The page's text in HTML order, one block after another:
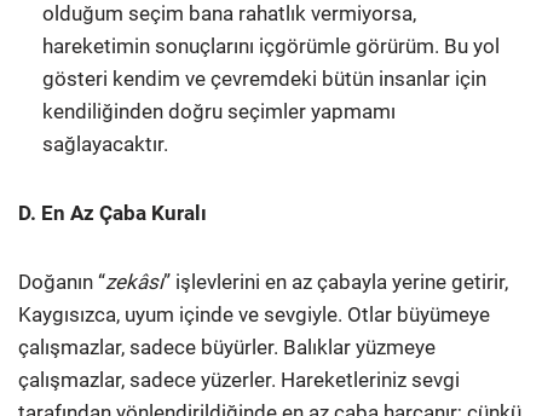
olduğum seçim bana rahatlık vermiyorsa,
hareketimin sonuçlarını içgörümle görürüm. Bu yol
gösteri kendim ve çevremdeki bütün insanlar için
kendiliğinden doğru seçimler yapmamı
sağlayacaktır.
D. En Az Çaba Kuralı
Doğanın “zekâsı” işlevlerini en az çabayla yerine getirir,
Kaygısızca, uyum içinde ve sevgiyle. Otlar büyümeye
çalışmazlar, sadece büyürler. Balıklar yüzmeye
çalışmazlar, sadece yüzerler. Hareketleriniz sevgi